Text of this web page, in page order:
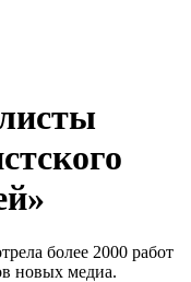
более 2000 работ
новых медиа.